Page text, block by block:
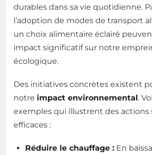
durables dans sa vie quotidienne.
l’adoption de modes de transport
un choix alimentaire éclairé
impact significatif sur notre
écologique.
Des initiatives concrètes existent
notre impact environnemental.
exemples qui illustrent des actions
efficaces :
Réduire le chauffage : En